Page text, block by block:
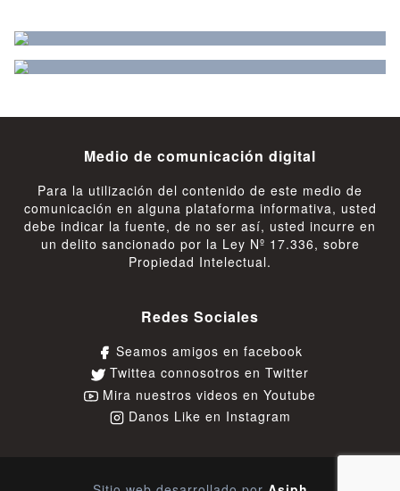
Medio de comunicación digital
Para la utilización del contenido de este medio de
comunicación en alguna plataforma informativa, usted
debe indicar la fuente, de no ser así, usted incurre en
un delito sancionado por la Ley Nº 17.336, sobre
Propiedad Intelectual.
Redes Sociales
Seamos amigos en facebook
Twittea connosotros en Twitter
Mira nuestros videos en Youtube
Danos Like en Instagram